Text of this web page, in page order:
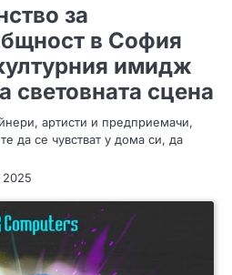
за
в София
имидж
световната сцена
артисти и предприемачи,
да се чувстват у дома си, да
2025